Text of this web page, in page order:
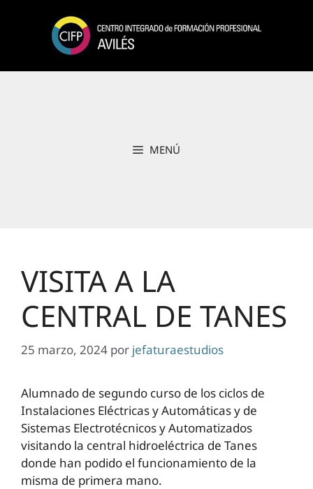
contenido
MENÚ
VISITA A LA
CENTRAL DE TANES
25 marzo, 2024 por jefaturaestudios
Alumnado de segundo curso de los ciclos de
Instalaciones Eléctricas y Automáticas y de
Sistemas Electrotécnicos y Automatizados
visitando la central hidroeléctrica de Tanes
donde han podido el funcionamiento de la
misma de primera mano.